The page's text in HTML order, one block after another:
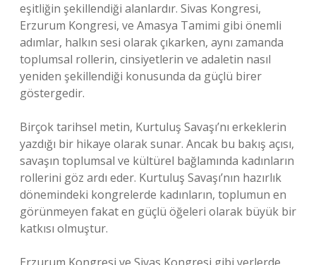
eşitliğin şekillendiği alanlardır. Sivas Kongresi,
Erzurum Kongresi, ve Amasya Tamimi gibi önemli
adımlar, halkın sesi olarak çıkarken, aynı zamanda
toplumsal rollerin, cinsiyetlerin ve adaletin nasıl
yeniden şekillendiği konusunda da güçlü birer
göstergedir.
Birçok tarihsel metin, Kurtuluş Savaşı’nı erkeklerin
yazdığı bir hikaye olarak sunar. Ancak bu bakış açısı,
savaşın toplumsal ve kültürel bağlamında kadınların
rollerini göz ardı eder. Kurtuluş Savaşı’nın hazırlık
dönemindeki kongrelerde kadınların, toplumun en
görünmeyen fakat en güçlü öğeleri olarak büyük bir
katkısı olmuştur.